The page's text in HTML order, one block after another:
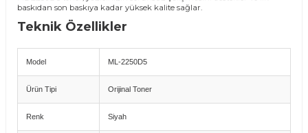
baskıdan son baskıya kadar yüksek kalite sağlar.
Teknik Özellikler
Model ML-2250D5
Ürün Tipi Orijinal Toner
Renk Siyah